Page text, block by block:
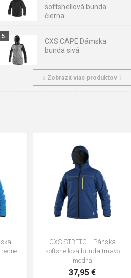
softshellová bunda
čierna
CXS CAPE Dámska
bunda sivá
Ardon Bunda HYBRID
↓ Zobraziť viac produktov ↓
CXS STRETCH Pánska
softshellová bunda tmavo
modrá
37,95 €
L XL 2XL